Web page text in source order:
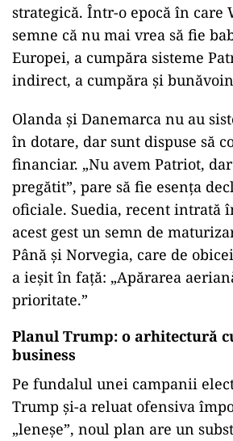
strategică. Într-o epocă în care
semne că nu mai vrea să fie
Europei, a cumpăra sisteme
indirect, a cumpăra și
Olanda și Danemarca nu au
în dotare, dar sunt dispuse să
financiar. „Nu avem Patriot,
pregătit”, pare să fie esența
oficiale. Suedia, recent intrată
acest gest un semn de
Până și Norvegia, care de
a ieșit în față: „Apărarea
prioritate.”
Planul Trump: o arhitectură
business
Pe fundalul unei campanii
Trump și-a reluat ofensiva
„leneșe”, noul plan are un